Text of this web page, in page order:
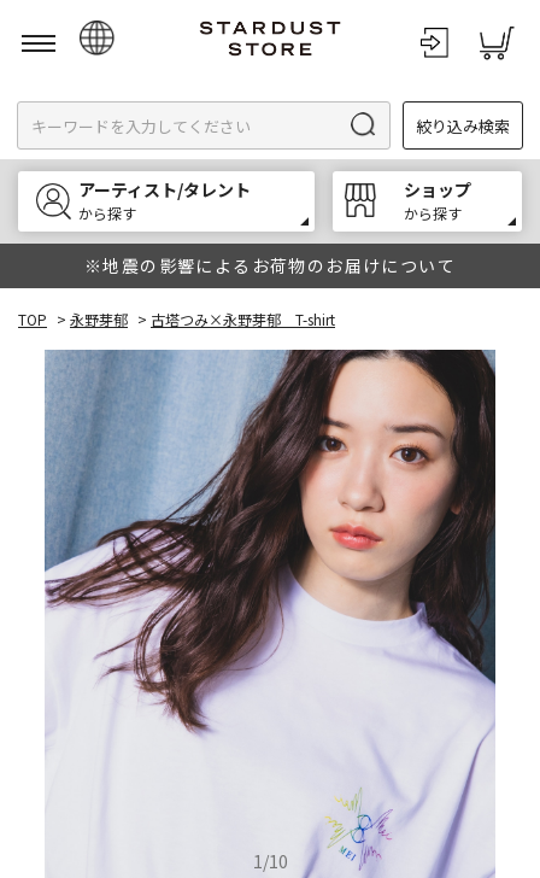
English
한국어
中文
絞り込み検索
アーティスト/タレント
から探す
ショップ
から探す
※地震の影響によるお荷物のお届けについて
TOP > 永野芽郁 > 古塔つみ×永野芽郁 T-shirt
1/10